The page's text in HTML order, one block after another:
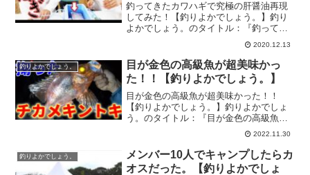
釣ってきたカワハギで究極の肝醤油再現
してみた！【釣りよかでしょう。】釣り
よかでしょう。のタイトル：『釣ってき
たカワハギで究極の肝醤油再現してみ
た！』の釣り動画です。『釣りよかでし
ょう。』はYoutubeで活動する釣り好き集
団。テーマは・・・...
2020.12.13
釣りよかでしょう。
目が金色の高級魚が超美味かっ
た！！【釣りよかでしょう。】
目が金色の高級魚が超美味かった！！
【釣りよかでしょう。】釣りよかでしょ
う。のタイトル：『目が金色の高級魚が
超美味かった！！』の釣り動画です。
『釣りよかでしょう。』はYoutubeで活動
する釣り好き集団。テーマは・・・「と
にかく釣りの楽しさを...
2022.11.30
釣りよかでしょう。
メンバー10人でキャンプしたらカ
オスだった。【釣りよかでしょ